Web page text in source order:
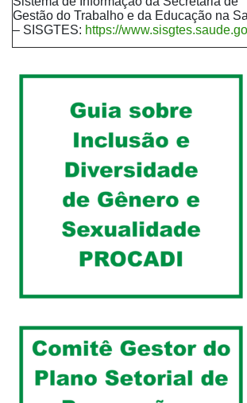
Gestão do Trabalho e da Educação na
– SISGTES: https://